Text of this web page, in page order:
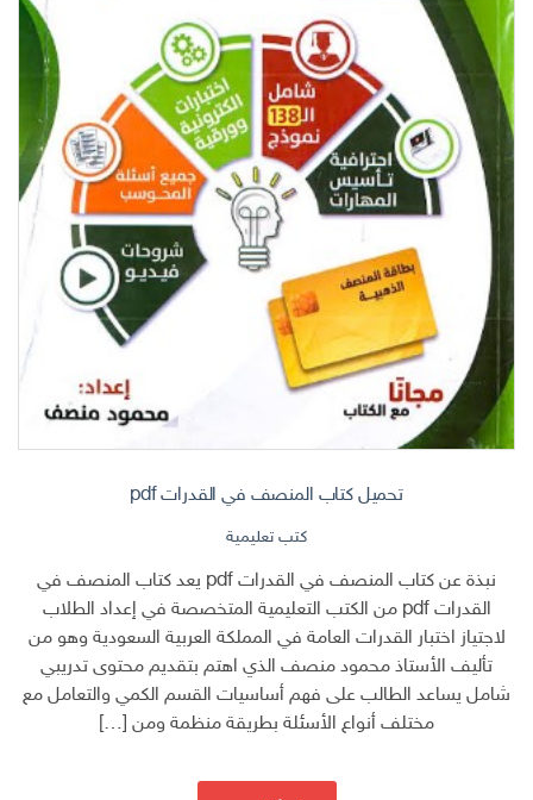
تحميل كتاب المنصف في القدرات pdf
كتب تعليمية
نبذة عن كتاب المنصف في القدرات pdf يعد كتاب المنصف في
القدرات pdf من الكتب التعليمية المتخصصة في إعداد الطلاب
لاجتياز اختبار القدرات العامة في المملكة العربية السعودية وهو من
تأليف الأستاذ محمود منصف الذي اهتم بتقديم محتوى تدريبي
شامل يساعد الطالب على فهم أساسيات القسم الكمي والتعامل مع
مختلف أنواع الأسئلة بطريقة منظمة ومن […]